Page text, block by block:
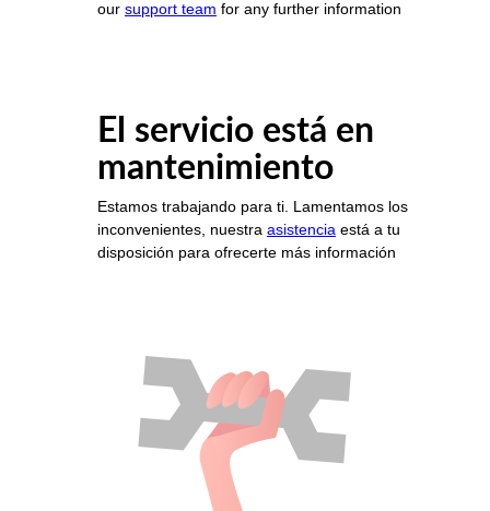
our support team for any further information
El servicio está en
mantenimiento
Estamos trabajando para ti. Lamentamos los
inconvenientes, nuestra asistencia está a tu
disposición para ofrecerte más información